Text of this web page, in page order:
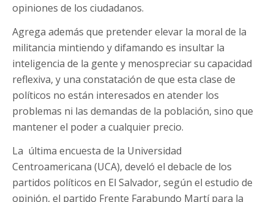
opiniones de los ciudadanos.
Agrega además que pretender elevar la moral de la
militancia mintiendo y difamando es insultar la
inteligencia de la gente y menospreciar su capacidad
reflexiva, y una constatación de que esta clase de
políticos no están interesados en atender los
problemas ni las demandas de la población, sino que
mantener el poder a cualquier precio.
La última encuesta de la Universidad
Centroamericana (UCA), develó el debacle de los
partidos políticos en El Salvador, según el estudio de
opinión, el partido Frente Farabundo Martí para la